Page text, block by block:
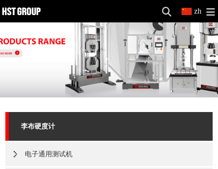
zh
李布硬度计
电子通用测试机